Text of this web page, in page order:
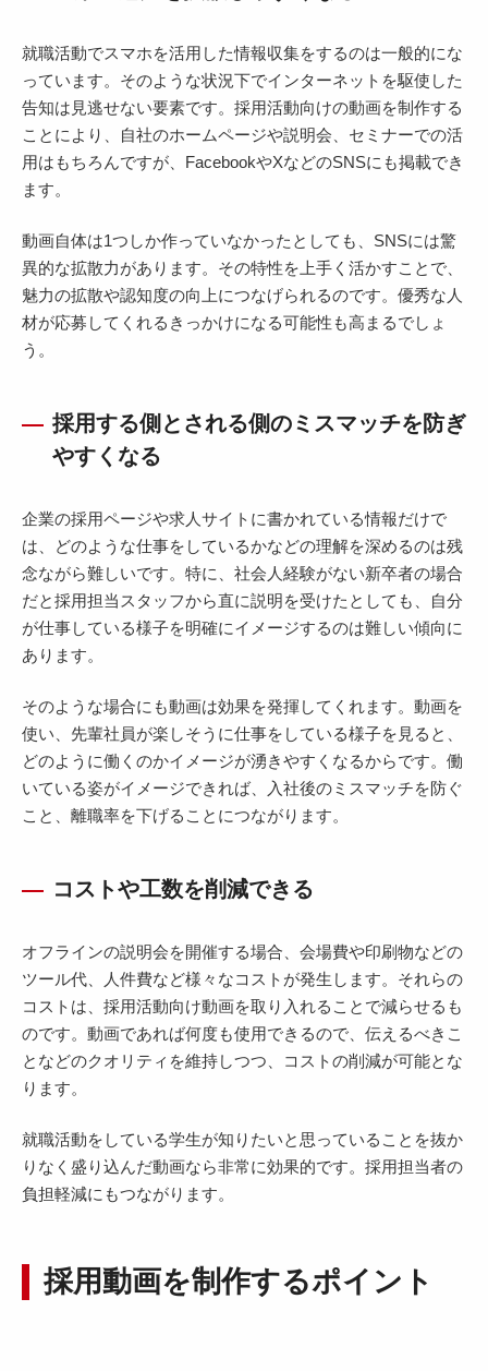
就職活動でスマホを活用した情報収集をするのは一般的にな
っています。そのような状況下でインターネットを駆使した
告知は見逃せない要素です。採用活動向けの動画を制作する
ことにより、自社のホームページや説明会、セミナーでの活
用はもちろんですが、FacebookやXなどのSNSにも掲載でき
ます。
動画自体は1つしか作っていなかったとしても、SNSには驚
異的な拡散力があります。その特性を上手く活かすことで、
魅力の拡散や認知度の向上につなげられるのです。優秀な人
材が応募してくれるきっかけになる可能性も高まるでしょ
う。
採用する側とされる側のミスマッチを防ぎ
やすくなる
企業の採用ページや求人サイトに書かれている情報だけで
は、どのような仕事をしているかなどの理解を深めるのは残
念ながら難しいです。特に、社会人経験がない新卒者の場合
だと採用担当スタッフから直に説明を受けたとしても、自分
が仕事している様子を明確にイメージするのは難しい傾向に
あります。
そのような場合にも動画は効果を発揮してくれます。動画を
使い、先輩社員が楽しそうに仕事をしている様子を見ると、
どのように働くのかイメージが湧きやすくなるからです。働
いている姿がイメージできれば、入社後のミスマッチを防ぐ
こと、離職率を下げることにつながります。
コストや工数を削減できる
オフラインの説明会を開催する場合、会場費や印刷物などの
ツール代、人件費など様々なコストが発生します。それらの
コストは、採用活動向け動画を取り入れることで減らせるも
のです。動画であれば何度も使用できるので、伝えるべきこ
となどのクオリティを維持しつつ、コストの削減が可能とな
ります。
就職活動をしている学生が知りたいと思っていることを抜か
りなく盛り込んだ動画なら非常に効果的です。採用担当者の
負担軽減にもつながります。
採用動画を制作するポイント